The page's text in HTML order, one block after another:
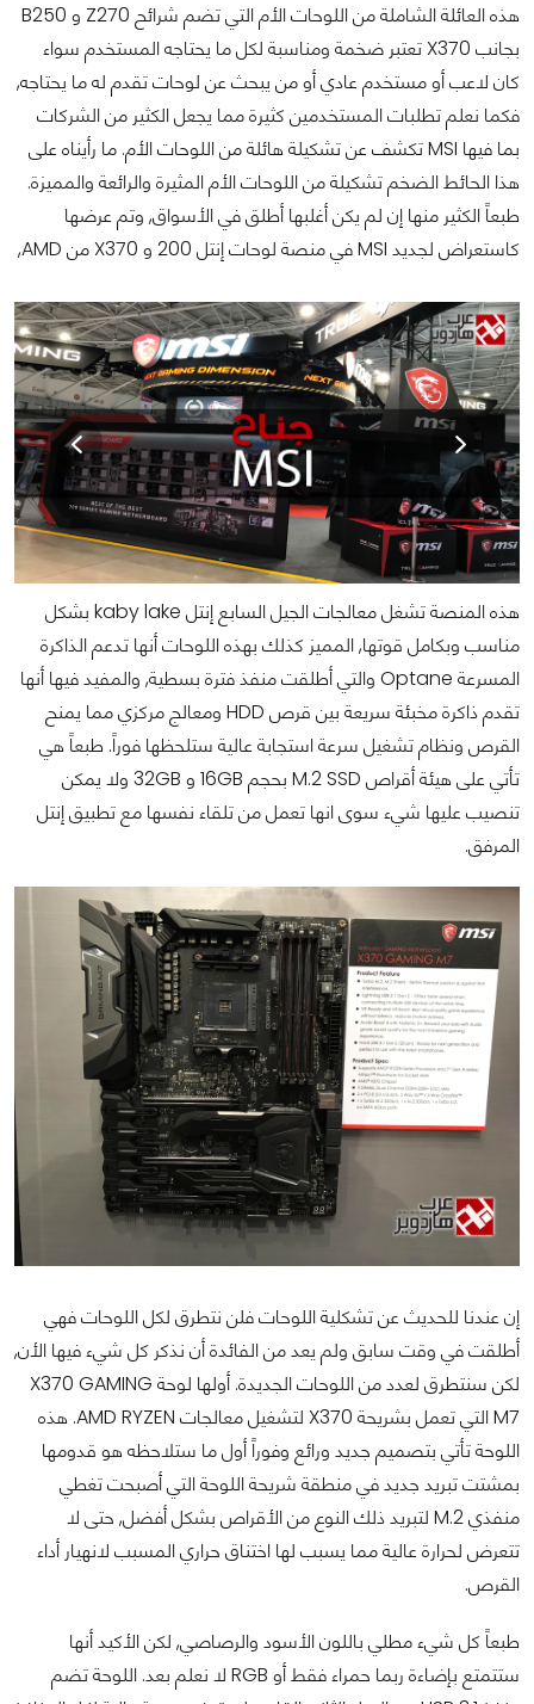
هذه العائلة الشاملة من اللوحات الأم التي تضم شرائح Z270 و B250
بجانب X370 تعتبر ضخمة ومناسبة لكل ما يحتاجه المستخدم سواء
كان لاعب أو مستخدم عادي أو من يبحث عن لوحات تقدم له ما يحتاجه,
فكما نعلم تطلبات المستخدمين كثيرة مما يجعل الكثير من الشركات
بما فيها MSI تكشف عن تشكيلة هائلة من اللوحات الأم. ما رأيناه على
هذا الحائط الضخم تشكيلة من اللوحات الأم المثيرة والرائعة والمميزة.
طبعاً الكثير منها إن لم يكن أغلبها أطلق في الأسواق, وتم عرضها
كاستعراض لجديد MSI في منصة لوحات إنتل 200 و X370 من AMD,
هذه المنصة تشغل معالجات الجيل السابع إنتل kaby lake بشكل
مناسب وبكامل قوتها, المميز كذلك بهذه اللوحات أنها تدعم الذاكرة
المسرعة Optane والتي أطلقت منفذ فترة بسطية, والمفيد فيها أنها
تقدم ذاكرة مخبئة سريعة بين قرص HDD ومعالج مركزي مما يمنح
القرص ونظام تشغيل سرعة استجابة عالية ستلحظها فوراً. طبعاً هي
تأتي على هيئة أقراص M.2 SSD بحجم 16GB و 32GB ولا يمكن
تنصيب عليها شيء سوى انها تعمل من تلقاء نفسها مع تطبيق إنتل
المرفق.
إن عندنا للحديث عن تشكلية اللوحات فلن نتطرق لكل اللوحات فهي
أطلقت في وقت سابق ولم يعد من الفائدة أن نذكر كل شيء فيها الأن,
لكن سنتطرق لعدد من اللوحات الجديدة. أولها لوحة X370 GAMING
M7 التي تعمل بشريحة X370 لتشغيل معالجات AMD RYZEN. هذه
اللوحة تأتي بتصميم جديد ورائع وفوراً أول ما ستلاحظه هو قدومها
بمشتت تبريد جديد في منطقة شريحة اللوحة التي أصبحت تغطي
منفذي M.2 لتبريد ذلك النوع من الأقراص بشكل أفضل, حتى لا
تتعرض لحرارة عالية مما يسبب لها اختناق حراري المسبب لانهيار أداء
القرص.
طبعاً كل شيء مطلي باللون الأسود والرصاصي, لكن الأكيد أنها
ستتمتع بإضاءة ربما حمراء فقط أو RGB لا نعلم بعد. اللوحة تضم